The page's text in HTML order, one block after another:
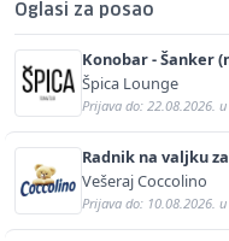
Oglasi za posao
Konobar - Šanker
Špica Lounge
Prijava do: 22.08.2026.
Radnik na valjku
Vešeraj Coccolino
Prijava do: 10.08.2026.